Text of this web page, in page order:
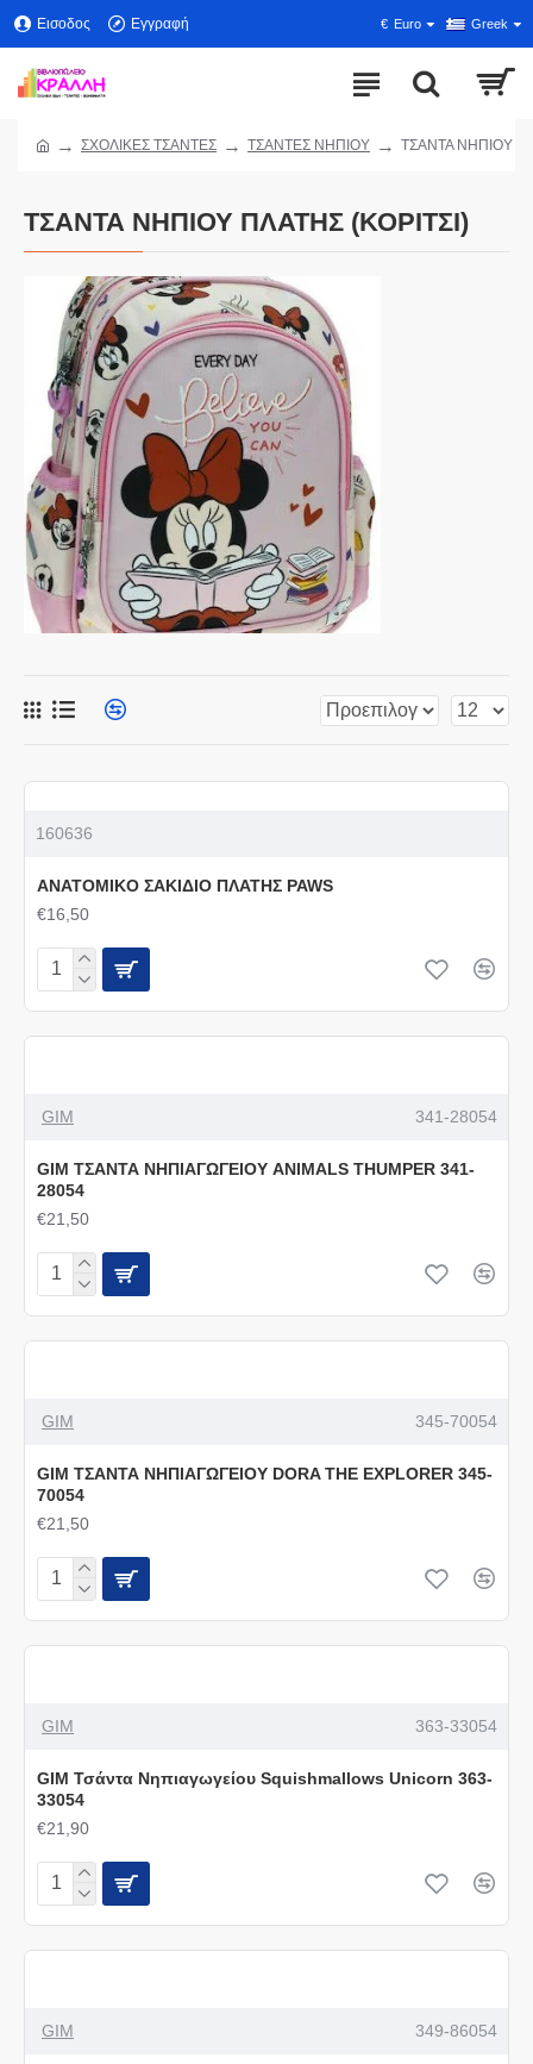
Εισοδος Εγγραφή € Euro Greek
ΣΧΟΛΙΚΕΣ ΤΣΑΝΤΕΣ ΤΣΑΝΤΕΣ ΝΗΠΙΟΥ ΤΣΑΝΤΑ ΝΗΠΙΟΥ
ΤΣΑΝΤΑ ΝΗΠΙΟΥ ΠΛΑΤΗΣ (ΚΟΡΙΤΣΙ)
160636
ANATOMIKO ΣΑΚΙΔΙΟ ΠΛΑΤΗΣ PAWS
€16,50
GIM 341-28054
GIM ΤΣΑΝΤΑ ΝΗΠΙΑΓΩΓΕΙΟΥ ANIMALS THUMPER 341-
28054
€21,50
GIM 345-70054
GIM ΤΣΑΝΤΑ ΝΗΠΙΑΓΩΓΕΙΟΥ DORA THE EXPLORER 345-
70054
€21,50
GIM 363-33054
GIM Τσάντα Νηπιαγωγείου Squishmallows Unicorn 363-
33054
€21,90
GIM 349-86054